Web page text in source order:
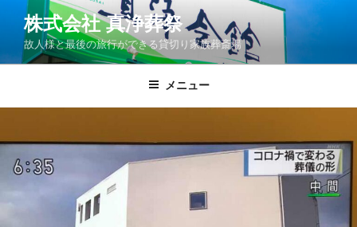
ン
キ
株式会社 真浄葬祭
故人様と最後の旅行ができる貸切り家族葬斎場
メニュー